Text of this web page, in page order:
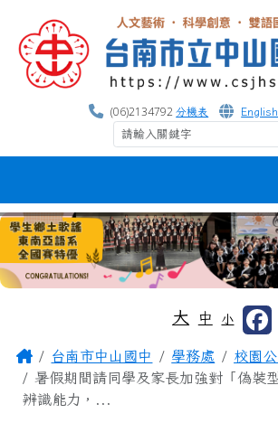
台南市中山國中
(06)2134792分機表 English
大 中 小
主內容區域
Home台南市中山國中 學務處
校園
暑假期間請同學及家長加強對「偽裝
辨識能力，...
頁尾區域